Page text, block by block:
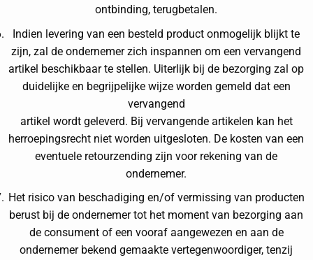
ontbinding, terugbetalen.
Indien levering van een besteld product onmogelijk blijkt te
zijn, zal de ondernemer zich inspannen om een vervangend
artikel beschikbaar te stellen. Uiterlijk bij de bezorging zal op
duidelijke en begrijpelijke wijze worden gemeld dat een
vervangend
artikel wordt geleverd. Bij vervangende artikelen kan het
herroepingsrecht niet worden uitgesloten. De kosten van een
eventuele retourzending zijn voor rekening van de
ondernemer.
Het risico van beschadiging en/of vermissing van producten
berust bij de ondernemer tot het moment van bezorging aan
de consument of een vooraf aangewezen en aan de
ondernemer bekend gemaakte vertegenwoordiger, tenzij